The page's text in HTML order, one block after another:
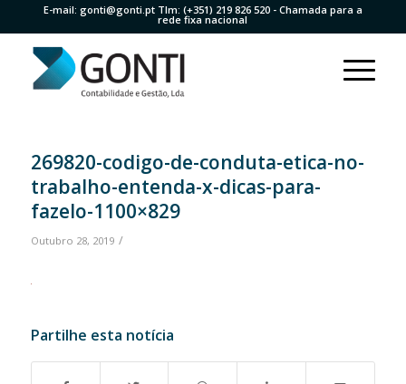
E-mail: gonti@gonti.ptTlm: (+351) 219 826 520- Chamada para a
rede fixa nacional
269820-codigo-de-conduta-etica-no-
trabalho-entenda-x-dicas-para-
fazelo-1100×829
Outubro 28, 2019 /
Partilhe esta notícia